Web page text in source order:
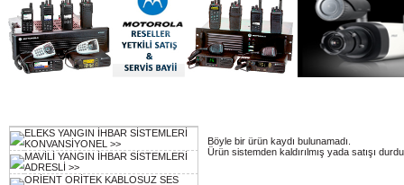
ELEKS YANGIN İHBAR SİSTEMLERİ
KONVANSİYONEL >>
MAVİLİ YANGIN İHBAR SİSTEMLERİ
ADRESLİ >>
ORİENT ORİTEK KABLOSUZ SES
Böyle bir ürün kaydı bulunamadı.
Ürün sistemden kaldırılmış yada satışı